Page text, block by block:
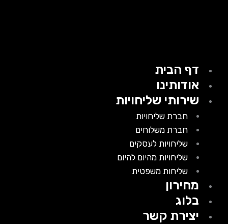
דף הבית
אודותינו
שירותי שליחויות
חברת שליחויות
חברת משלוחים
שליחויות לעסקים
שליחויות מהיום להיום
שליחות משפטית
מחירון
בלוג
יצירת קשר